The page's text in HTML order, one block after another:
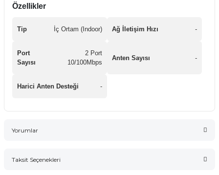
Özellikler
Tip İç Ortam (Indoor) Ağ İletişim Hızı -
Port
Sayısı
2 Port
10/100Mbps
Anten Sayısı -
Harici Anten Desteği -
Yorumlar
Taksit Seçenekleri